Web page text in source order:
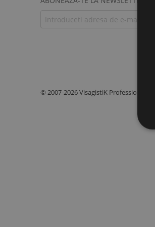
© 2007-2026 VisagistiK Professional.